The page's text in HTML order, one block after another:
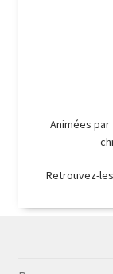
Animées par
Retrouvez-